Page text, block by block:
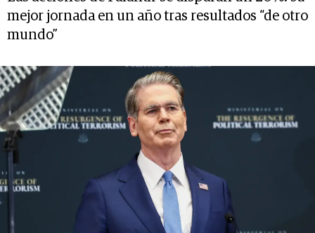
mejor jornada en un año tras resultados “de otro
mundo”